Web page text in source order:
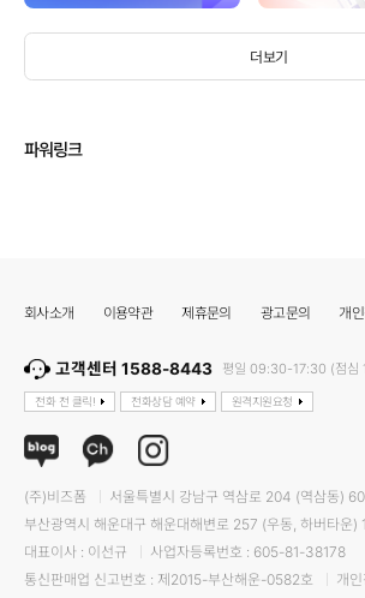
더보기
파워링크
회사소개 이용약관 제휴문의 광고문의 개
고객센터 1588-8443 평일 09:30-17:30 (점
전화 전 클릭! 전화상담 예약 원격지원요청
(주)비즈폼
서울특별시 강남구 역삼로 204 (역삼동)
부산광역시 해운대구 해운대해변로 257 (우동, 하버타운)
대표이사 : 이선규
사업자등록번호 : 605-81-38178
통신판매업 신고번호 : 제2015-부산해운-0582호
개